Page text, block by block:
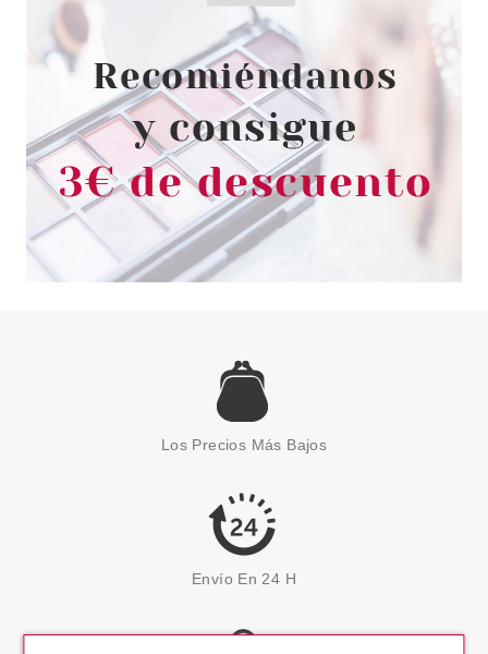
Los Precios Más Bajos
Envío En 24 H